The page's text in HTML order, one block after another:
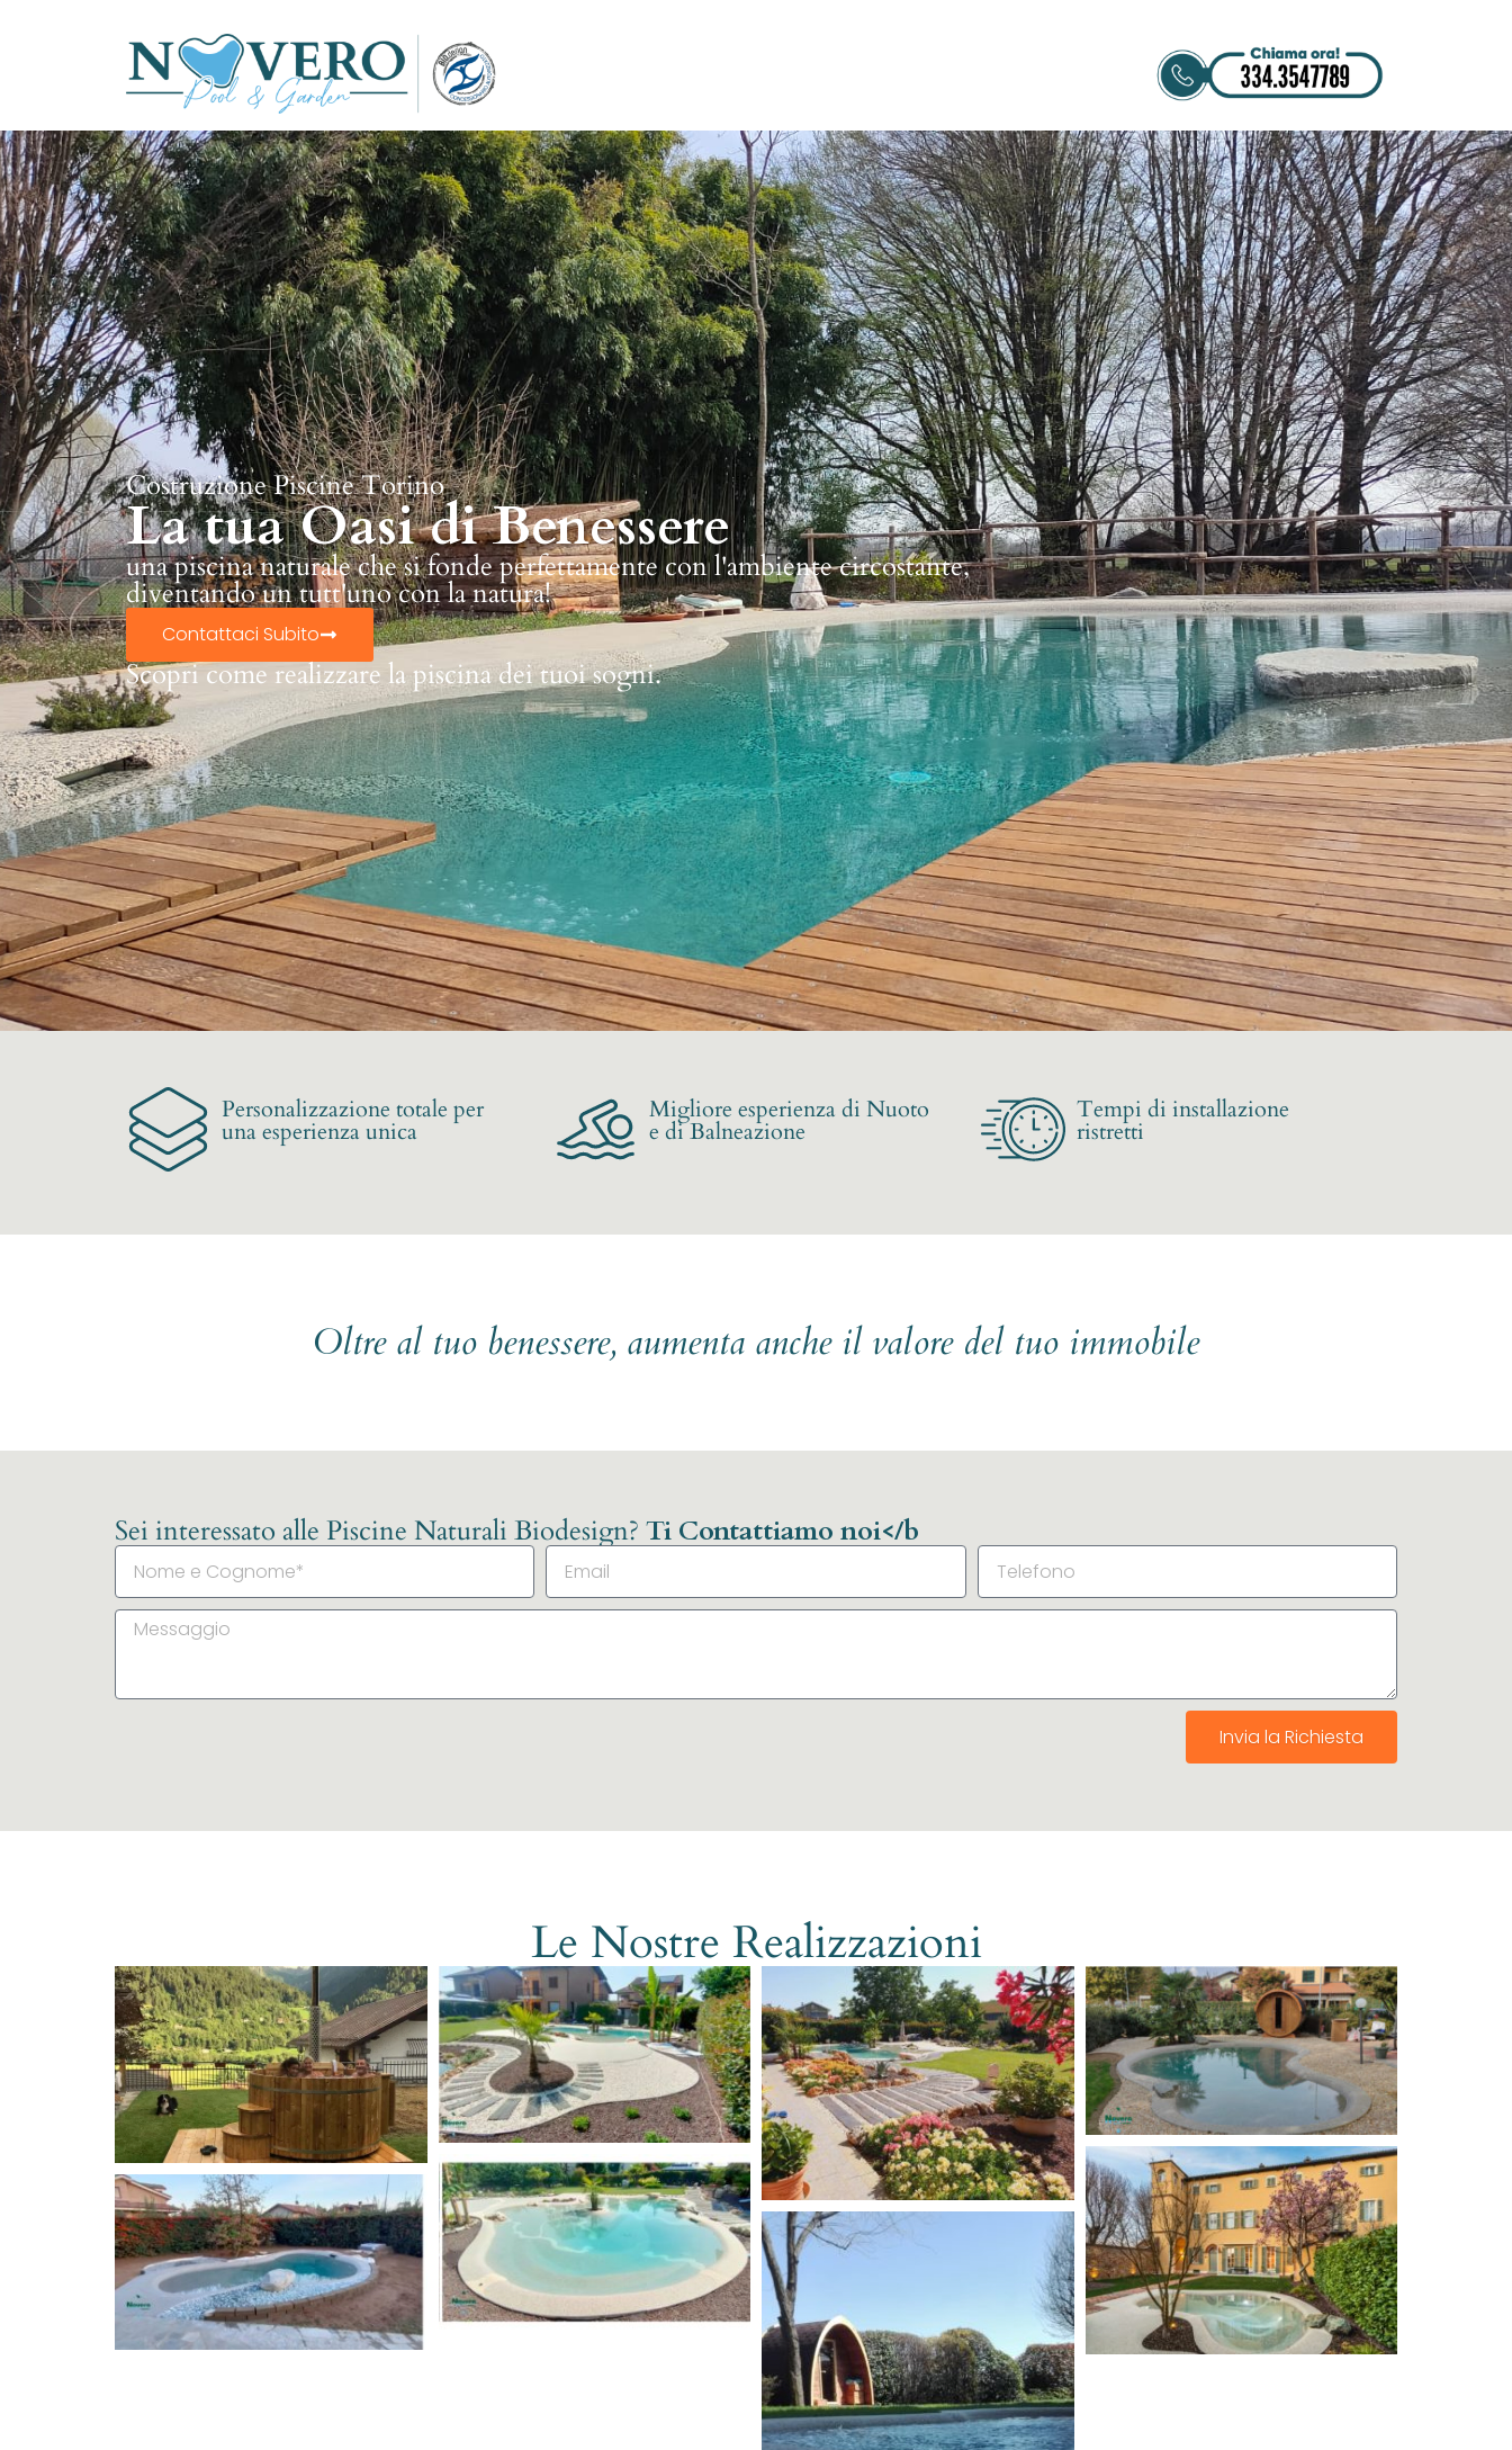
Costruzione Piscine Torino
La tua Oasi di Benessere
una piscina naturale che si fonde perfettamente con l'ambiente circostante,
diventando un tutt'uno con la natura!
Contattaci Subito
Scopri come realizzare la piscina dei tuoi sogni.
Personalizzazione totale per
una esperienza unica
Migliore esperienza di Nuoto
e di Balneazione
Tempi di installazione
ristretti
Oltre al tuo benessere, aumenta anche il valore del tuo immobile
Sei interessato alle Piscine Naturali Biodesign? Ti Contattiamo noi</b
Invia la Richiesta
Le Nostre Realizzazioni